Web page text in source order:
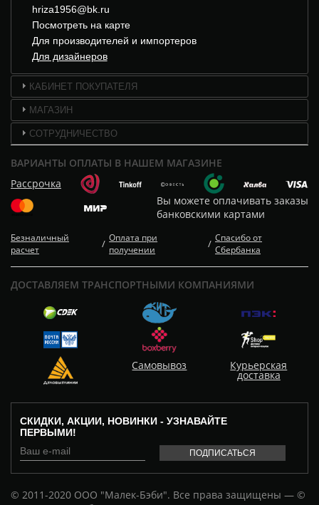
hriza1956@bk.ru
Посмотреть на карте
Для производителей и импортеров
Для дизайнеров
КАБИНЕТ ПОКУПАТЕЛЯ
МАГАЗИН
СОТРУДНИЧЕСТВО
ВАРИАНТЫ ОПЛАТЫ В НАШЕМ МАГАЗИНЕ
Рассрочка
Вы можете оплачивать заказы
банковскими картами
Безналичный
расчет
/ Оплата при
получении
/ Спасибо от
Сбербанка
СКИДКИ, АКЦИИ, НОВИНКИ - УЗНАВАЙТЕ
ПЕРВЫМИ!
© 2011-2020 ООО "Малек-Бэби". Все права защищены — ©
ДОСТАВЛЯЕМ ТРАНСПОРТНЫМИ КОМПАНИЯМИ
Самовывоз Курьерская
доставка